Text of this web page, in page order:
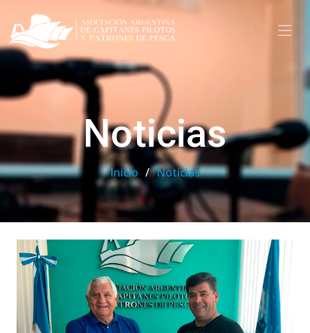
Noticias
Inicio Noticias